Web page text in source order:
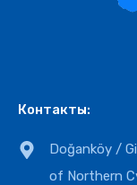
Контакты:
Doğanköy /
of Northern